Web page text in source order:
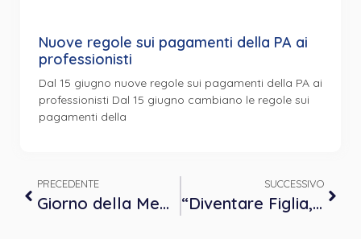
Nuove regole sui pagamenti della PA ai
professionisti
Dal 15 giugno nuove regole sui pagamenti della PA ai
professionisti Dal 15 giugno cambiano le regole sui
pagamenti della
PRECEDENTE
Giorno della Memoria 2024 – International Day of Commemoration in Memory of the Victims of the Holocaust
SUCCESSIVO
“Diventare Figlia, Diventare Figlio” – L’intervento della dr.ssa Montali